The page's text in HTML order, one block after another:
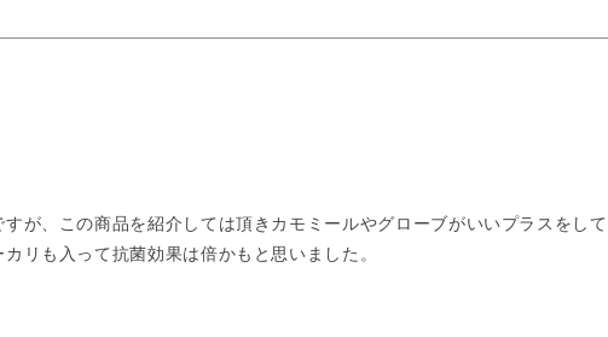
が、この商品を紹介しては頂きカモミールやグローブがいいプラスをし
リも入って抗菌効果は倍かもと思いました。